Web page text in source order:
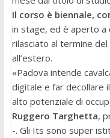
Il corso è biennale,
in stage, ed è aperto a
rilasciato al termine
all’estero.
«Padova intende
digitale e far decollare
alto potenziale di
Ruggero Targhetta,
-. Gli Its sono super